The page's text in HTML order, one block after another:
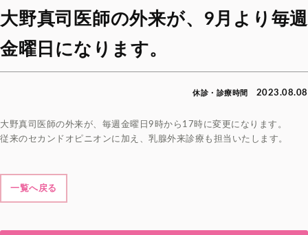
大野真司医師の外来が、9月より毎週
金曜日になります。
休診・診療時間 2023.08.08
大野真司医師の外来が、毎週金曜日9時から17時に変更になります。
従来のセカンドオピニオンに加え、乳腺外来診療も担当いたします。
一覧へ戻る